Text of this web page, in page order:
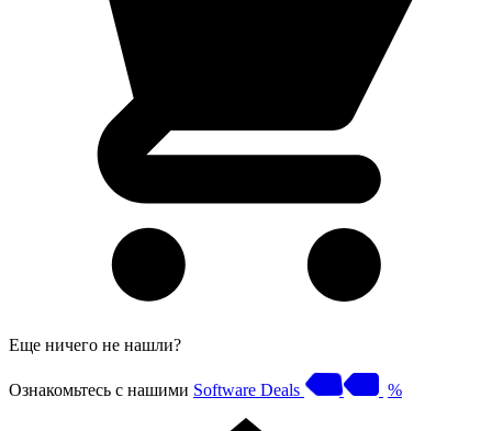
Еще ничего не нашли?
Ознакомьтесь с нашими Software Deals %